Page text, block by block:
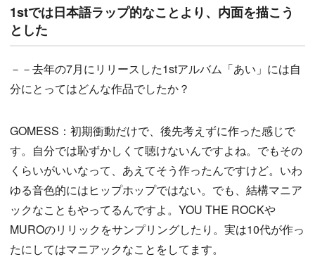
1stでは日本語ラップ的なことより、内面を描こう
とした
－－去年の7月にリリースした1stアルバム「あい」には自
分にとってはどんな作品でしたか？
GOMESS：初期衝動だけで、後先考えずに作った感じで
す。自分では恥ずかしくて聴けないんですよね。でもその
くらいがいいなって、あえてそう作ったんですけど。いわ
ゆる音色的にはヒップホップではない。でも、結構マニア
ックなこともやってるんですよ。YOU THE ROCKや
MUROのリリックをサンプリングしたり。実は10代が作っ
たにしてはマニアックなことをしてます。